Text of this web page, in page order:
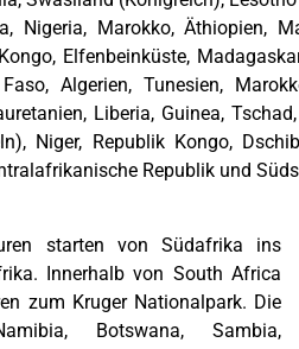
Nigeria, Marokko, Äthiopien,
Elfenbeinküste,
Algerien, Tunesien,
Liberia, Guinea,
Niger, Republik Kongo,
Republik und
starten von Südafrika ins
Innerhalb von South Africa
zum Kruger Nationalpark. Die
Botswana, Sambia,